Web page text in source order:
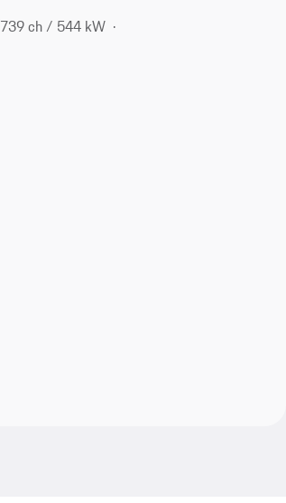
739 ch / 544 kW